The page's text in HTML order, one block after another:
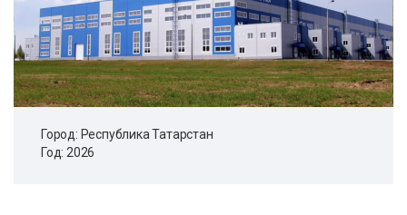
Город: Республика Татарстан
Год: 2026